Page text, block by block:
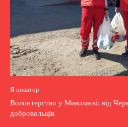
Я новатор
Волонтерство у Миколаєві: від
добровольців